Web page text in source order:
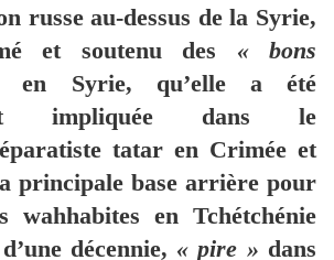
russe au-dessus de la Syrie,
et soutenu des « bons
en Syrie, qu’elle a été
impliquée dans le
tatar en Crimée et
principale base arrière pour
wahhabites en Tchétchénie
décennie, « pire » dans